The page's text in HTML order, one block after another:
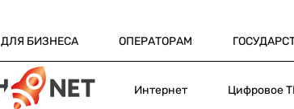
ДЛЯ БИЗНЕСА ОПЕРАТОРАМ
Интернет Цифровое